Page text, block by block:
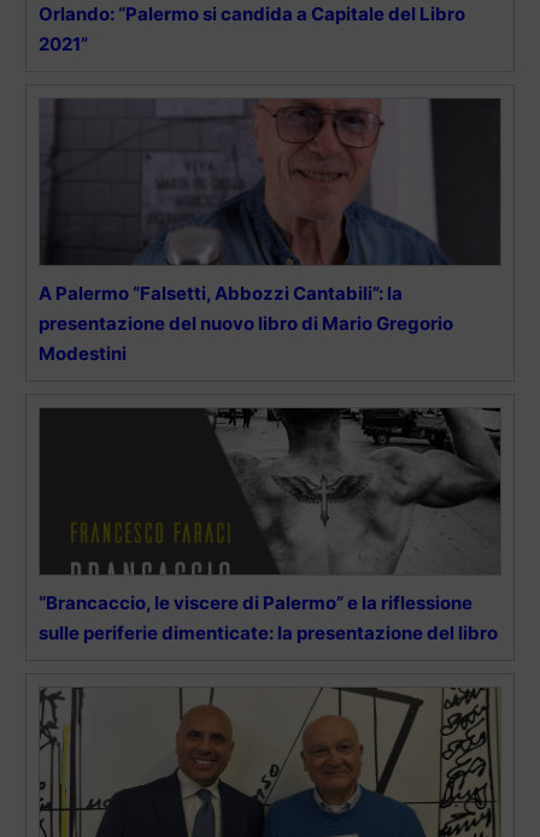
Orlando: “Palermo si candida a Capitale del Libro
2021”
A Palermo “Falsetti, Abbozzi Cantabili”: la
presentazione del nuovo libro di Mario Gregorio
Modestini
“Brancaccio, le viscere di Palermo” e la riflessione
sulle periferie dimenticate: la presentazione del libro